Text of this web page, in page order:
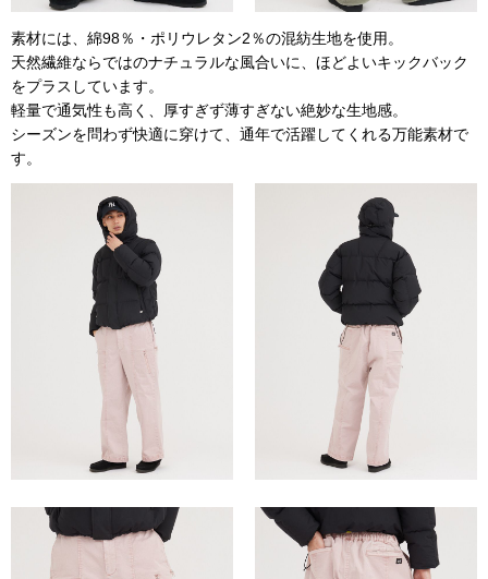
素材には、綿98％・ポリウレタン2％の混紡生地を使用。
天然繊維ならではのナチュラルな風合いに、ほどよいキックバック
をプラスしています。
軽量で通気性も高く、厚すぎず薄すぎない絶妙な生地感。
シーズンを問わず快適に穿けて、通年で活躍してくれる万能素材で
す。